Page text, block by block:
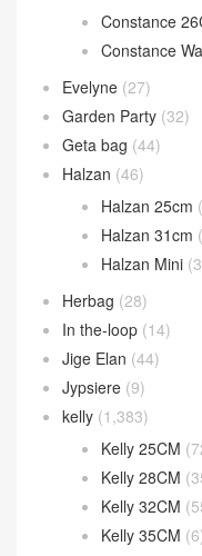
Bolide 31cm
Calvi 卡包(38)
Chaine d’Ancre
Constance(895)
Constance
Constance
Constance
Constance
Evelyne(27)
Garden Party
Geta bag(44)
Halzan(46)
Halzan 25cm
Halzan 31cm
Halzan Mini
Herbag(28)
In the-loop (14)
Jige Elan(44)